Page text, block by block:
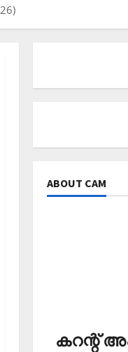
ABOUT CAM
കറന്റ്